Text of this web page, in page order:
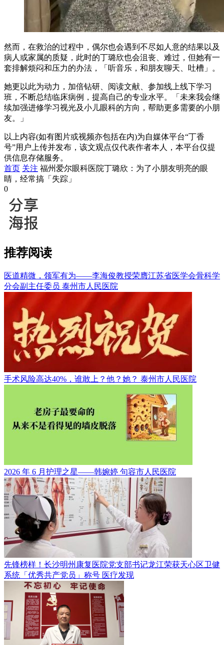
然而，在救治的过程中，偶尔也会遇到不尽如人意的结果以及
病人或家属的质疑，此时的丁璐欣也会沮丧、难过，但她有一
套排解烦闷和压力的办法，「听音乐，和朋友聊天、吐槽」。
她更以此为动力，加倍钻研、阅读文献、参加线上线下学习
班，不断总结临床病例，提高自己的专业水平。「未来我会继
续加强进修学习视光及小儿眼科的方向，帮助更多需要的小朋
友。」
以上内容(如有图片或视频亦包括在内)为自媒体平台“丁香
号”用户上传并发布，该文观点仅代表作者本人，本平台仅提
供信息存储服务。
首页 关注 福州爱尔眼科医院丁璐欣：为了小朋友明亮的眼
睛，经常搞「失踪」
0
推荐阅读
医道精微，领军有为——李海俊教授荣膺江苏省医学会骨科学
分会副主任委员 泰州市人民医院
手术风险高达40%，谁敢上？他？她？ 泰州市人民医院
2026 年 6 月护理之星——韩婉婷 句容市人民医院
先锋榜样！长沙明州康复医院党支部书记龙江荣获天心区卫健
系统「优秀共产党员」称号 医疗发现